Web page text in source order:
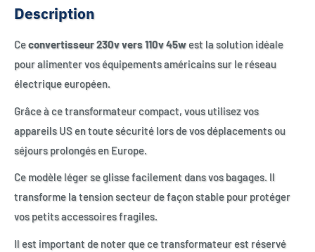
Description
Ceconvertisseur 230v vers 110v 45west la solution idéale
pour alimenter vos équipements américains sur le réseau
électrique européen.
Grâce à ce transformateur compact, vous utilisez vos
appareils US en toute sécurité lors de vos déplacements ou
séjours prolongés en Europe.
Ce modèle léger se glisse facilement dans vos bagages. Il
transforme la tension secteur de façon stable pour protéger
vos petits accessoires fragiles.
Il est important de noter que ce transformateur est réservé